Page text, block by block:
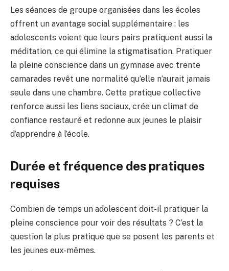
Les séances de groupe organisées dans les écoles
offrent un avantage social supplémentaire : les
adolescents voient que leurs pairs pratiquent aussi la
méditation, ce qui élimine la stigmatisation. Pratiquer
la pleine conscience dans un gymnase avec trente
camarades revêt une normalité qu’elle n’aurait jamais
seule dans une chambre. Cette pratique collective
renforce aussi les liens sociaux, crée un climat de
confiance restauré et redonne aux jeunes le plaisir
d’apprendre à l’école.
Durée et fréquence des pratiques
requises
Combien de temps un adolescent doit-il pratiquer la
pleine conscience pour voir des résultats ? C’est la
question la plus pratique que se posent les parents et
les jeunes eux-mêmes.